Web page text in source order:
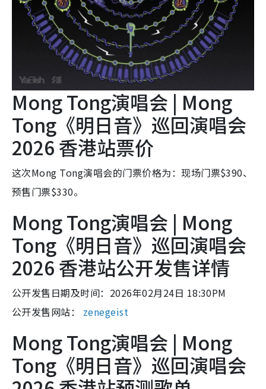
Mong Tong演唱会 | Mong
Tong《明日音》巡回演唱会
2026 香港站票价
这次Mong Tong演唱会的门票价格为：现场门票$390、
预售门票$330。
Mong Tong演唱会 | Mong
Tong《明日音》巡回演唱会
2026 香港站公开发售详情
公开发售日期及时间：2026年02月24日 18:30PM
公开发售网站： zenegeist
Mong Tong演唱会 | Mong
Tong《明日音》巡回演唱会